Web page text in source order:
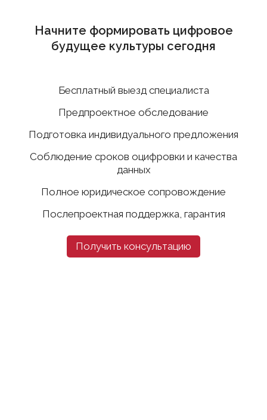
Начните формировать цифровое
будущее культуры сегодня
Бесплатный выезд специалиста
Предпроектное обследование
Подготовка индивидуального предложения
Соблюдение сроков оцифровки и качества
данных
Полное юридическое сопровождение
Послепроектная поддержка, гарантия
Получить консультацию